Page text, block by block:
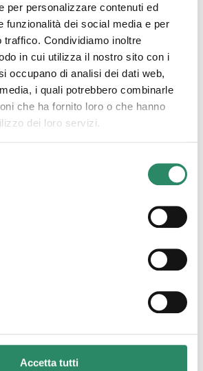
per personalizzare contenuti ed
funzionalità dei social media e per
traffico. Condividiamo inoltre
in cui utilizza il nostro sito con i
occupano di analisi dei dati web,
i quali potrebbero combinarle
che ha fornito loro o che hanno
dei loro servizi.
Accetta tutti
mai di soffermarvi su cosa provate
libera l’immaginazione di spaziare,
Leggi tutto